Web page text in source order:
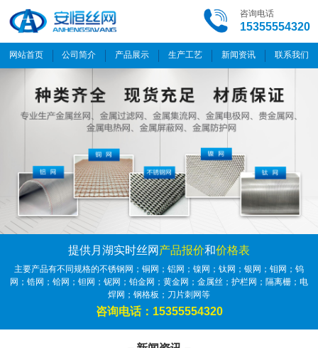
咨询电话
15355554320
网站首页 公司简介 产品展示 生产工艺 新闻资讯 联系我们
提供月湖实时丝网 产品报价和价格表
主要产品有不同规格的不锈钢网；铜网；铝网；镍网；钛网；银网；钼网；钨
网；锆网；铪网；钽网；铌网；铂金网；黄金网；金属丝；护栏网；隔离栅；电
焊网；钢格板；刀片刺网等
咨询电话：15355554320